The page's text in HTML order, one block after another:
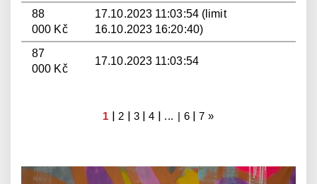
88
000 Kč
17.10.2023 11:03:54 (limit
16.10.2023 16:20:40)
87
000 Kč
17.10.2023 11:03:54
1 | 2 | 3 |4 | ... | 6 |7 »